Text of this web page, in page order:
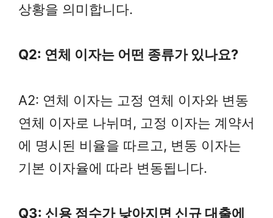
상황을 의미합니다.
Q2: 연체 이자는 어떤 종류가 있나요?
A2: 연체 이자는 고정 연체 이자와 변동
연체 이자로 나뉘며, 고정 이자는 계약서
에 명시된 비율을 따르고, 변동 이자는
기본 이자율에 따라 변동됩니다.
Q3: 신용 점수가 낮아지면 신규 대출에